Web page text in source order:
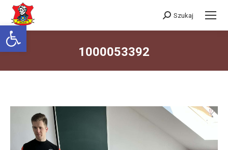
Otwórz pasek narzędzi
Szukaj:
Szukaj
1000053392